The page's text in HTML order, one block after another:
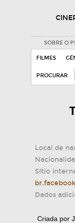
SOBRE O
FILMES
PROCURAR
Local de
Sítio
Dados
Criada por